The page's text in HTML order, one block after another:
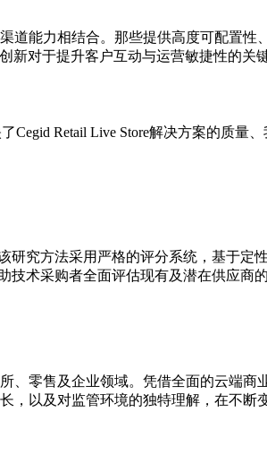
能力相结合。那些提供高度可配置
新对于提升客户互动与运营敏捷性的关
Cegid Retail Live Store解决方案的质
研究方法采用严格的评分系统，基于
技术采购者全面评估现有及潜在供应商的
零售及企业领域。凭借全面的云端
以及对监管环境的独特理解，在不断